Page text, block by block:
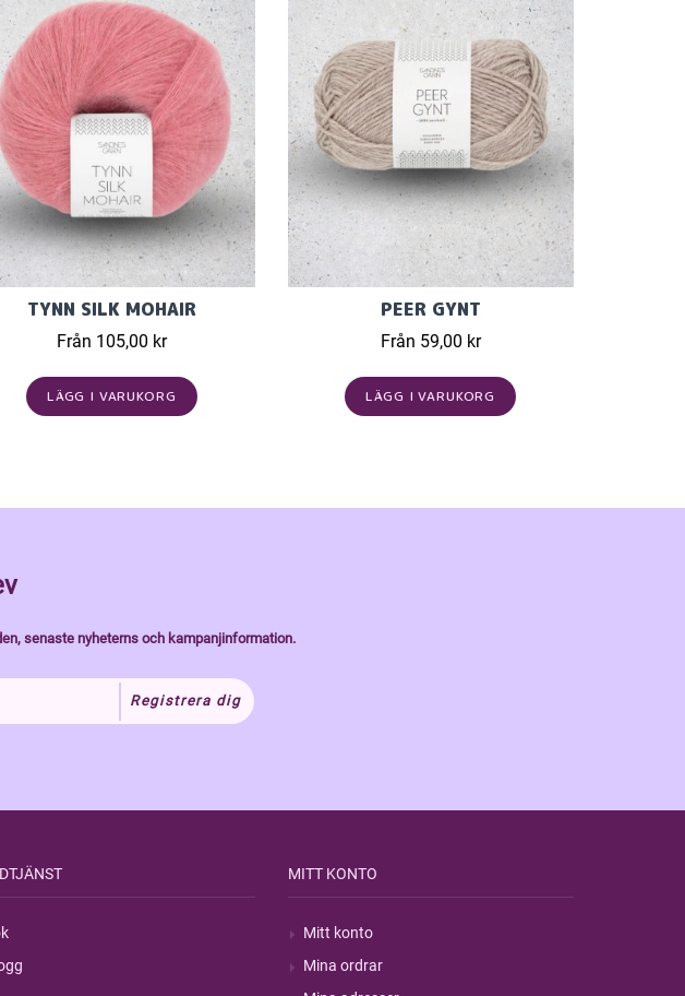
TYNN SILK MOHAIR
Från 105,00 kr
LÄGG I VARUKORG
PEER GYNT
Från 59,00 kr
LÄGG I VARUKORG
senaste nyheterns och kampanjinformation.
Registrera dig
MITT KONTO
Mitt konto
Mina ordrar